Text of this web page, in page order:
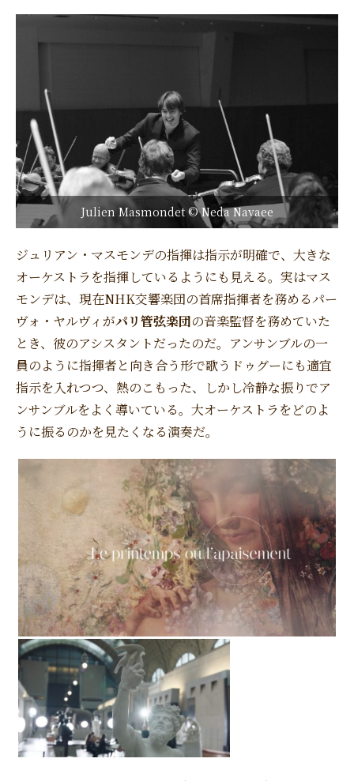
Julien Masmondet © Neda Navaee
ジュリアン・マスモンデの指揮は指示が明確で、大きな
オーケストラを指揮しているようにも見える。実はマス
モンデは、現在NHK交響楽団の首席指揮者を務めるパー
ヴォ・ヤルヴィがパリ管弦楽団の音楽監督を務めていた
とき、彼のアシスタントだったのだ。アンサンブルの一
員のように指揮者と向き合う形で歌うドゥグーにも適宜
指示を入れつつ、熱のこもった、しかし冷静な振りでア
ンサンブルをよく導いている。大オーケストラをどのよ
うに振るのかを見たくなる演奏だ。